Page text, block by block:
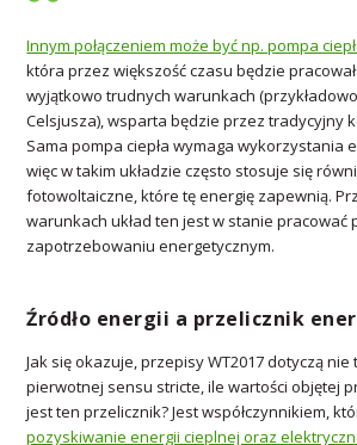
Innym połączeniem może być np. pompa
która przez większość czasu będzie
wyjątkowo trudnych warunkach
Celsjusza), wsparta będzie przez tradycyjny
Sama pompa ciepła wymaga wykorzystania
więc w takim układzie często stosuje się
fotowoltaiczne, które tę energię zapewnią.
warunkach układ ten jest w stanie pracować
zapotrzebowaniu energetycznym.
Źródło energii a przelicznik
Jak się okazuje, przepisy WT2017 dotyczą nie
pierwotnej sensu stricte, ile wartości objętej
jest ten przelicznik? Jest współczynnikiem,
pozyskiwanie energii cieplnej oraz